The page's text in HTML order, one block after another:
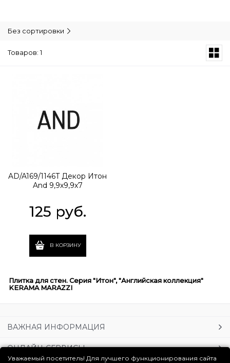
Без сортировки
Товаров: 1
AD/A169/1146T Декор Итон
And 9,9х9,9х7
125 руб.
В КОРЗИНУ
Плитка для стен. Серия "Итон", "Английская коллекция"
KERAMA MARAZZI
ВАЖНАЯ ИНФОРМАЦИЯ
ОНЛАЙН-СЕРВИСЫ
Уважаемый посетитель! Для лучшего функционирования сайта